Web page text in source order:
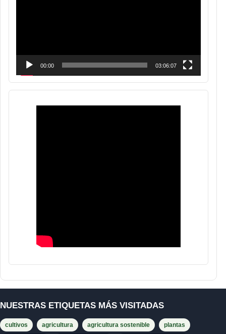
00:00 03:06:07
NUESTRAS ETIQUETAS MÁS VISITADAS
cultivos agricultura agricultura sostenible plantas